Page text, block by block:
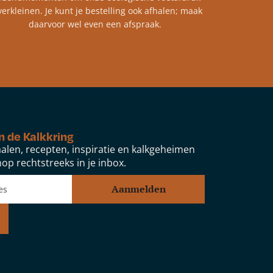
Je kunt je bestelling ook afhalen; maak
daarvoor wel even een afspraak.
de Kalkkring
recepten, inspiratie en kalkgeheimen
rechtstreeks in je inbox.
Aanmelden